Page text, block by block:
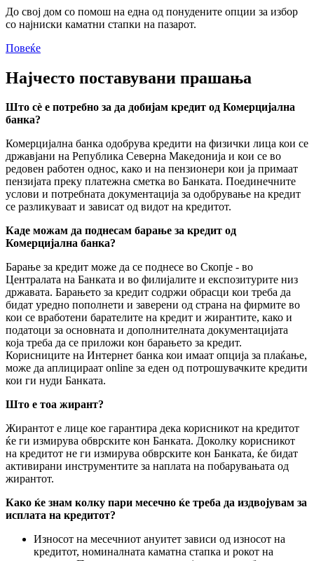
До свој дом со помош на една од понудените опции за избор
со најниски каматни стапки на пазарот.
Повеќе
Најчесто поставувани прашања
Што сè е потребно за да добијам кредит од Комерцијална
банка?
Комерцијална банка одобрува кредити на физички лица кои се
државјани на Република Северна Македонија и кои се во
редовен работен однос, како и на пензионери кои ја примаат
пензијата преку платежна сметка во Банката. Поединечните
услови и потребната документација за одобрување на кредит
се разликуваат и зависат од видот на кредитот.
Каде можам да поднесам барање за кредит од
Комерцијална банка?
Барање за кредит може да се поднесе во Скопје - во
Централата на Банката и во филијалите и експозитурите низ
државата. Барањето за кредит содржи обрасци кои треба да
бидат уредно пополнети и заверени од страна на фирмите во
кои се вработени барателите на кредит и жирантите, како и
податоци за основната и дополнителната документацијата
која треба да се приложи кон барањето за кредит.
Корисниците на Интернет банка кои имаат опција за плаќање,
може да аплицираат online за еден од потрошувачките кредити
кои ги нуди Банката.
Што е тоа жирант?
Жирантот е лице кое гарантира дека корисникот на кредитот
ќе ги измирува обврските кон Банката. Доколку корисникот
на кредитот не ги измирува обврските кон Банката, ќе бидат
активирани инструментите за наплата на побарувањата од
жирантот.
Како ќе знам колку пари месечно ќе треба да издвојувам за
исплата на кредитот?
Износот на месечниот ануитет зависи од износот на
кредитот, номиналната каматна стапка и рокот на